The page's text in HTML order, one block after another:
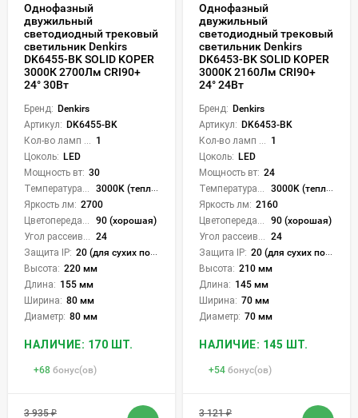
Однофазный
двужильный
светодиодный трековый
светильник Denkirs
DK6455-BK SOLID KOPER
3000К 2700Лм CRI90+
24° 30Вт
Бренд: Denkirs
Артикул: DK6455-BK
1
Цоколь: LED
Мощность вт: 30
3000K (теплый)
Яркость лм: 2700
90 (хорошая)
24
Защита IP: 20 (для сухих пом.)
Высота: 220 мм
Длина: 155 мм
Ширина: 80 мм
Диаметр: 80 мм
НАЛИЧИЕ: 170 ШТ.
+68 бонус(ов)
3 935₽
Однофазный
двужильный
светодиодный трековый
светильник Denkirs
DK6453-BK SOLID KOPER
3000К 2160Лм CRI90+
24° 24Вт
Бренд: Denkirs
Артикул: DK6453-BK
1
Цоколь: LED
Мощность вт: 24
3000K (теплый)
Яркость лм: 2160
90 (хорошая)
24
Защита IP: 20 (для сухих пом.)
Высота: 210 мм
Длина: 145 мм
Ширина: 70 мм
Диаметр: 70 мм
НАЛИЧИЕ: 145 ШТ.
+54 бонус(ов)
3 121₽